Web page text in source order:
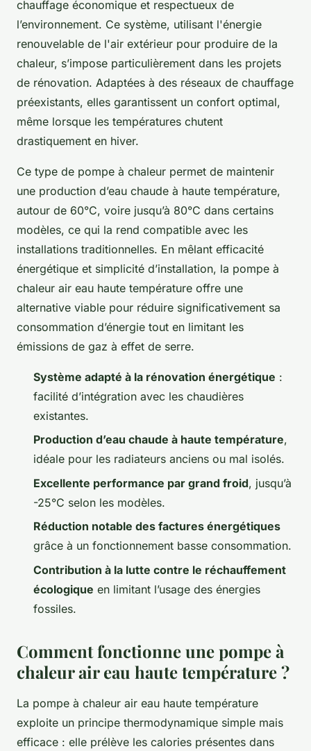
chauffage économique et respectueux de
l’environnement. Ce système, utilisant l'énergie
renouvelable de l'air extérieur pour produire de la
chaleur, s’impose particulièrement dans les projets
de rénovation. Adaptées à des réseaux de chauffage
préexistants, elles garantissent un confort optimal,
même lorsque les températures chutent
drastiquement en hiver.
Ce type de pompe à chaleur permet de maintenir
une production d’eau chaude à haute température,
autour de 60°C, voire jusqu’à 80°C dans certains
modèles, ce qui la rend compatible avec les
installations traditionnelles. En mêlant efficacité
énergétique et simplicité d’installation, la pompe à
chaleur air eau haute température offre une
alternative viable pour réduire significativement sa
consommation d’énergie tout en limitant les
émissions de gaz à effet de serre.
Système adapté à la rénovation énergétique :
facilité d’intégration avec les chaudières
existantes.
Production d’eau chaude à haute température,
idéale pour les radiateurs anciens ou mal isolés.
Excellente performance par grand froid, jusqu’à
-25°C selon les modèles.
Réduction notable des factures énergétiques
grâce à un fonctionnement basse consommation.
Contribution à la lutte contre le réchauffement
écologique en limitant l’usage des énergies
fossiles.
Comment fonctionne une pompe à
chaleur air eau haute température ?
La pompe à chaleur air eau haute température
exploite un principe thermodynamique simple mais
efficace : elle prélève les calories présentes dans